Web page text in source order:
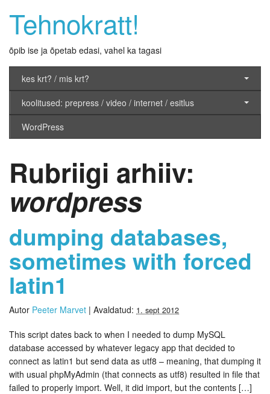
Tehnokratt!
õpib ise ja õpetab edasi, vahel ka tagasi
kes krt? / mis krt?
koolitused: prepress / video / internet / esitlus
WordPress
Rubriigi arhiiv:
wordpress
dumping databases,
sometimes with forced
latin1
Autor Peeter Marvet | Avaldatud: 1. sept 2012
This script dates back to when I needed to dump MySQL
database accessed by whatever legacy app that decided to
connect as latin1 but send data as utf8 – meaning, that dumping it
with usual phpMyAdmin (that connects as utf8) resulted in file that
failed to properly import. Well, it did import, but the contents […]